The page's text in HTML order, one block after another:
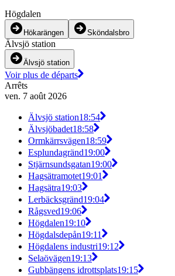
Högdalen
Hökarängen Sköndalsbro
Älvsjö station
Älvsjö station
Voir plus de départs
Arrêts
ven. 7 août 2026
Älvsjö station18:54
Älvsjöbadet18:58
Ormkärrsvägen18:59
Esplundagränd19:00
Stjärnsundsgatan19:00
Hagsätramotet19:01
Hagsätra19:03
Lerbäcksgränd19:04
Rågsved19:06
Högdalen19:10
Högdalsdepån19:11
Högdalens industri19:12
Selaövägen19:13
Gubbängens idrottsplats19:15